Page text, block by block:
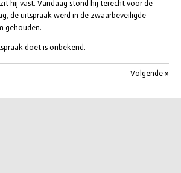
hij vast. Vandaag stond hij terecht voor de
de uitspraak werd in de zwaarbeveiligde
gehouden.
doet is onbekend.
Volgende »